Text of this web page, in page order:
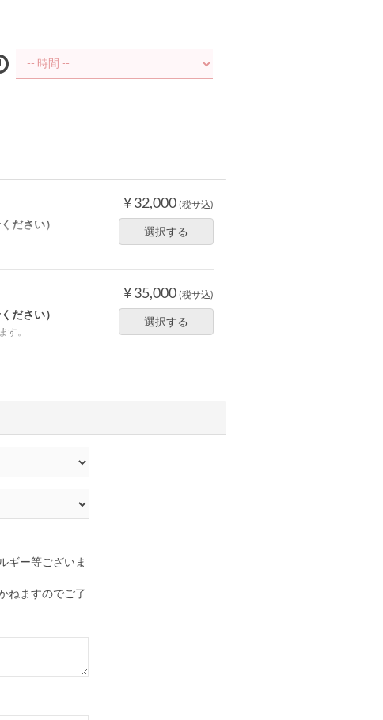
¥ 32,000 (税サ込)
選択する
ださい）
¥ 35,000 (税サ込)
選択する
ださい）
。
ギー等ございま
ねますのでご了